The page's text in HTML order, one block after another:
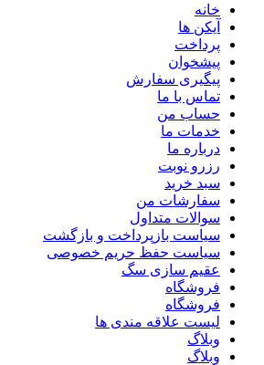
خانه
آیکن ها
پرداخت
پیشخوان
پیگیری سفارش
تماس با ما
حساب من
خدمات ما
درباره ما
رزرو نوبت
سبد خرید
سفارشات من
سوالات متداول
سیاست بازپرداخت و بازگشت
سیاست حفظ حریم خصوصی
عقیم سازی سگ
فروشگاه
فروشگاه
لیست علاقه مندی ها
وبلاگ
وبلاگ